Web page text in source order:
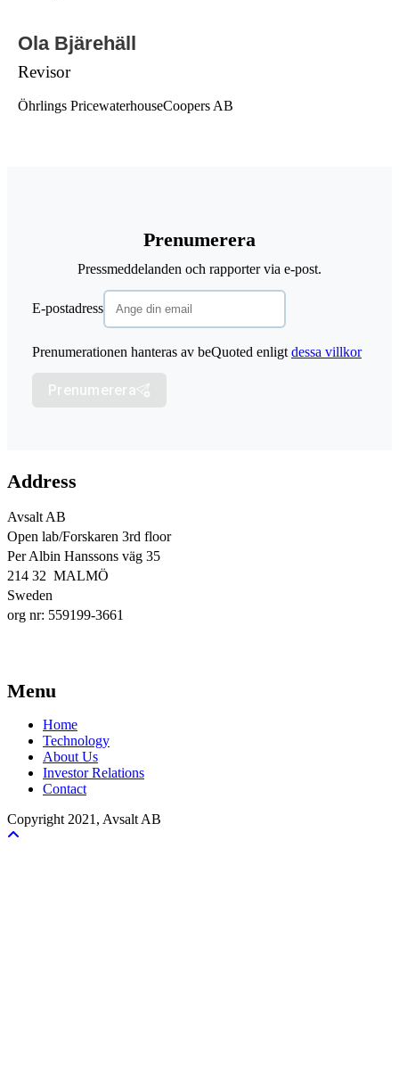
Ola Bjärehäll
Revisor
Öhrlings PricewaterhouseCoopers AB
Prenumerera
Pressmeddelanden och rapporter via e-post.
E-postadress
Prenumerationen hanteras av beQuoted enligt dessa villkor
Prenumerera
Address
Avsalt AB
Open lab/Forskaren 3rd floor
Per Albin Hanssons väg 35
214 32 MALMÖ
Sweden
org nr: 559199-3661
Menu
Home
Technology
About Us
Investor Relations
Contact
Copyright 2021, Avsalt AB